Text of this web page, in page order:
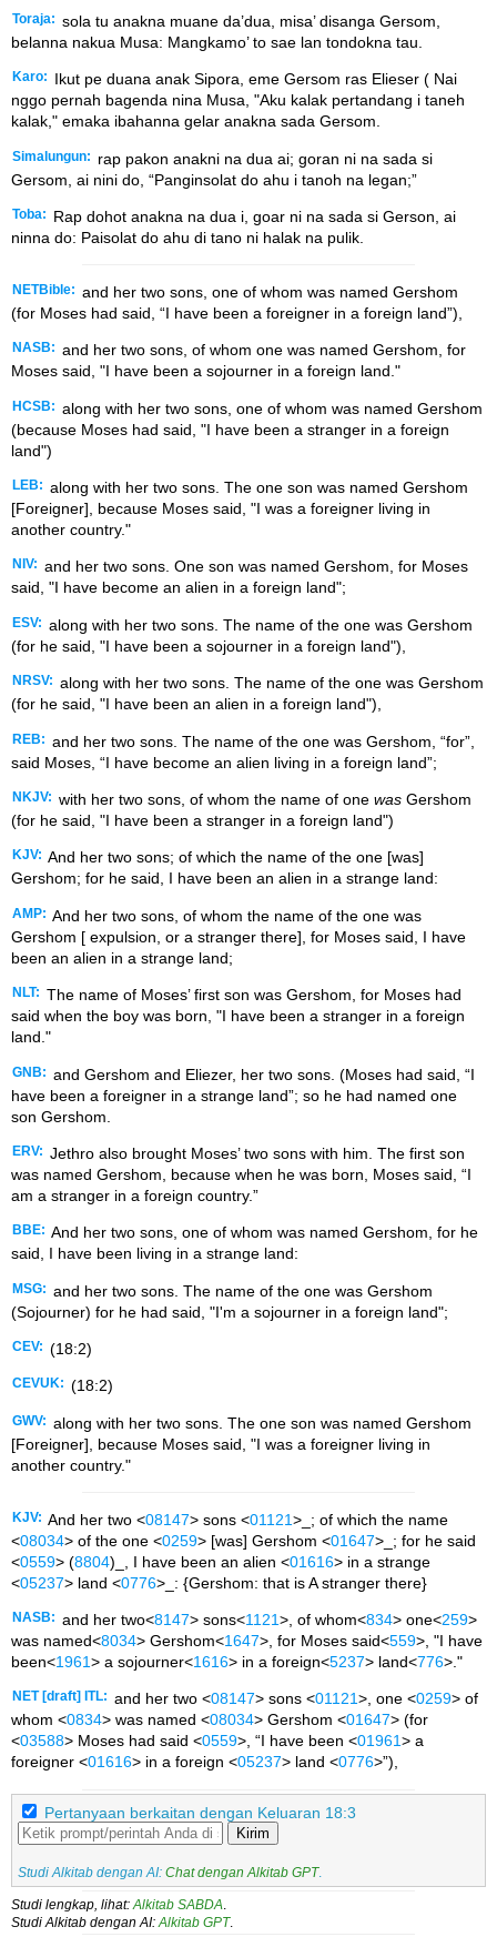
Toraja: sola tu anakna muane da’dua, misa’ disanga Gersom,
belanna nakua Musa: Mangkamo’ to sae lan tondokna tau.
Karo:
Ikut pe duana anak Sipora, eme Gersom ras Elieser ( Nai
nggo pernah bagenda nina Musa, "Aku kalak pertandang i taneh
kalak," emaka ibahanna gelar anakna sada Gersom.
Simalungun:
rap pakon anakni na dua ai; goran ni na sada si
Gersom, ai nini do, “Panginsolat do ahu i tanoh na legan;”
Toba:
Rap dohot anakna na dua i, goar ni na sada si Gerson, ai
ninna do: Paisolat do ahu di tano ni halak na pulik.
NETBible: and her two sons, one of whom was named Gershom
(for Moses had said, “I have been a foreigner in a foreign land”),
NASB: and her two sons, of whom one was named Gershom, for
Moses said, "I have been a sojourner in a foreign land."
HCSB: along with her two sons, one of whom was named Gershom
(because Moses had said, "I have been a stranger in a foreign
land")
LEB: along with her two sons. The one son was named Gershom
[Foreigner], because Moses said, "I was a foreigner living in
another country."
NIV: and her two sons. One son was named Gershom, for Moses
said, "I have become an alien in a foreign land";
ESV: along with her two sons. The name of the one was Gershom
(for he said, "I have been a sojourner in a foreign land"),
NRSV: along with her two sons. The name of the one was Gershom
(for he said, "I have been an alien in a foreign land"),
REB: and her two sons. The name of the one was Gershom, “for”,
said Moses, “I have become an alien living in a foreign land”;
NKJV: with her two sons, of whom the name of one was Gershom
(for he said, "I have been a stranger in a foreign land")
KJV: And her two sons; of which the name of the one [was]
Gershom; for he said, I have been an alien in a strange land:
AMP: And her two sons, of whom the name of the one was
Gershom [ expulsion, or a stranger there], for Moses said, I have
been an alien in a strange land;
NLT: The name of Moses’ first son was Gershom, for Moses had
said when the boy was born, "I have been a stranger in a foreign
land."
GNB: and Gershom and Eliezer, her two sons. (Moses had said, “I
have been a foreigner in a strange land”; so he had named one
son Gershom.
ERV: Jethro also brought Moses’ two sons with him. The first son
was named Gershom, because when he was born, Moses said, “I
am a stranger in a foreign country.”
BBE: And her two sons, one of whom was named Gershom, for he
said, I have been living in a strange land:
MSG: and her two sons. The name of the one was Gershom
(Sojourner) for he had said, "I'm a sojourner in a foreign land";
CEV: (18:2)
CEVUK: (18:2)
GWV: along with her two sons. The one son was named Gershom
[Foreigner], because Moses said, "I was a foreigner living in
another country."
KJV: And her two <08147> sons <01121>_; of which the name
<08034> of the one <0259> [was] Gershom <01647>_; for he said
<0559> (8804)_, I have been an alien <01616> in a strange
<05237> land <0776>_: {Gershom: that is A stranger there}
NASB: and her two<8147> sons<1121>, of whom<834> one<259>
was named<8034> Gershom<1647>, for Moses said<559>, "I have
been<1961> a sojourner<1616> in a foreign<5237> land<776>."
NET [draft] ITL: and her two <08147> sons <01121>, one <0259> of
whom <0834> was named <08034> Gershom <01647> (for
<03588> Moses had said <0559>, “I have been <01961> a
foreigner <01616> in a foreign <05237> land <0776>”),
Pertanyaan berkaitan dengan Keluaran 18:3
Kirim
Studi Alkitab dengan AI: Chat dengan Alkitab GPT.
Studi lengkap, lihat: Alkitab SABDA
Studi Alkitab dengan AI: Alkitab GPT.